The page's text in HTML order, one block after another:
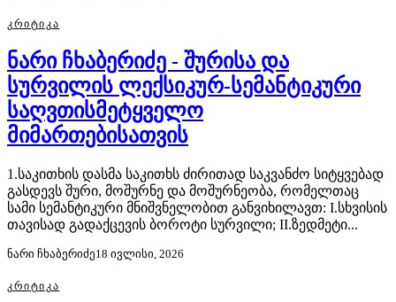
ᲙᲠᲘᲢᲘᲙᲐ
ნარი ჩხაბერიძე - შურისა და
სურვილის ლექსიკურ-სემანტიკური
საღვთისმეტყველო
მიმართებისათვის
1.საკითხის დასმა საკითხს ძირითად საკვანძო სიტყვებად
გასდევს შური, მოშურნე და მოშურნეობა, რომელთაც
სამი სემანტიკური მნიშვნელობით განვიხილავთ: I.სხვისის
თავისად გადაქცევის ბოროტი სურვილი; II.ზედმეტი...
ნარი ჩხაბერიძე18 ივლისი, 2026
ᲙᲠᲘᲢᲘᲙᲐ